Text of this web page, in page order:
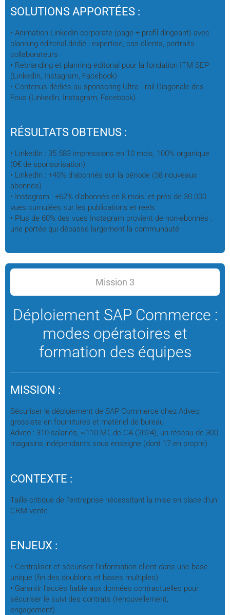
SOLUTIONS APPORTÉES :
• Animation LinkedIn corporate (page + profil dirigeant) avec
planning éditorial dédié : expertise, cas clients, portraits
collaborateurs
• Rebranding et planning éditorial pour la fondation ITM SEP
(LinkedIn, Instagram, Facebook)
• Contenus dédiés au sponsoring Ultra-Trail Diagonale des
Fous (LinkedIn, Instagram, Facebook)
RÉSULTATS OBTENUS :
• LinkedIn : 35 583 impressions en 10 mois, 100% organique
(0€ de sponsorisation)
• LinkedIn : +40% d’abonnés sur la période (58 nouveaux
abonnés)
• Instagram : +62% d’abonnés en 8 mois, et près de 30 000
vues cumulées sur les publications et reels
• Plus de 60% des vues Instagram provient de non-abonnés :
une portée qui dépasse largement la communauté
Mission 3
Déploiement SAP Commerce :
modes opératoires et
formation des équipes
MISSION :
Sécuriser le déploiement de SAP Commerce chez Adveo,
grossiste en fournitures et matériel de bureau
Adveo : 310 salariés, ~110 M€ de CA (2024), un réseau de 300
magasins indépendants sous enseigne (dont 17 en propre)
CONTEXTE :
Taille critique de l’entreprise nécessitant la mise en place d’un
CRM vente
ENJEUX :
• Centraliser et sécuriser l’information client dans une base
unique (fin des doublons et bases multiples)
• Garantir l’accès fiable aux données contractuelles pour
sécuriser le suivi des contrats (renouvellement,
engagement)